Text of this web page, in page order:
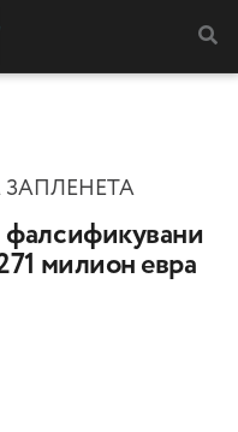
ЗАПЛЕНЕТА
фалсификувани
милион евра